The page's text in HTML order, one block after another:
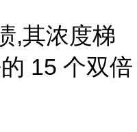
,其浓度梯
15 个双倍